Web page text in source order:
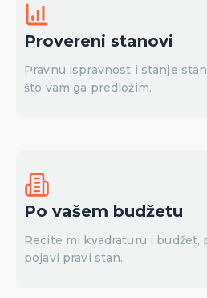
Provereni stanovi
Pravnu ispravnost i stanje
što vam ga predložim.
Po vašem budžetu
Recite mi kvadraturu i budžet,
pojavi pravi stan.